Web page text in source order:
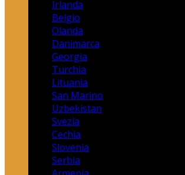
Irlanda
Belgio
Olanda
Danimarca
Georgia
Turchia
Lituania
San Marino
Uzbekistan
Svezia
Cechia
Slovenia
Serbia